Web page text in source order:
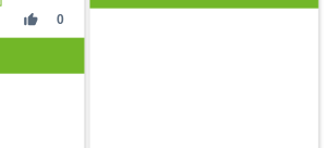
thumb_up 0